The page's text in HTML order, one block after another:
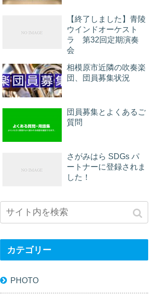
【終了しました】青陵
ウインドオーケスト
ラ 第32回定期演奏
会
相模原市近隣の吹奏楽
団、団員募集状況
団員募集とよくあるご
質問
さがみはら SDGs パ
ートナーに登録されま
した！
カテゴリー
PHOTO